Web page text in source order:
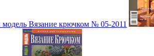
Вязание крючком № 05-2011